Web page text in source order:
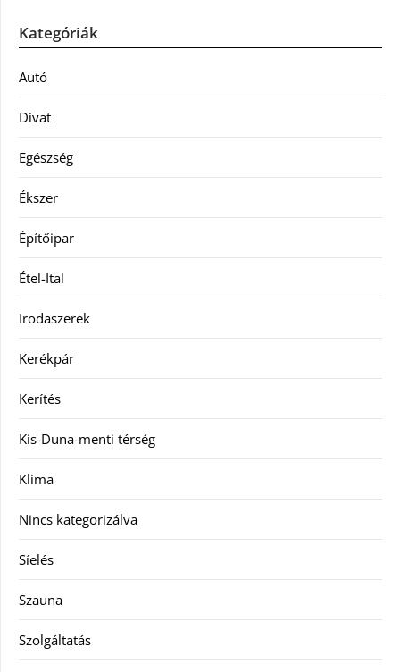
Kategóriák
Autó
Divat
Egészség
Ékszer
Építőipar
Étel-Ital
Irodaszerek
Kerékpár
Kerítés
Kis-Duna-menti térség
Klíma
Nincs kategorizálva
Síelés
Szauna
Szolgáltatás